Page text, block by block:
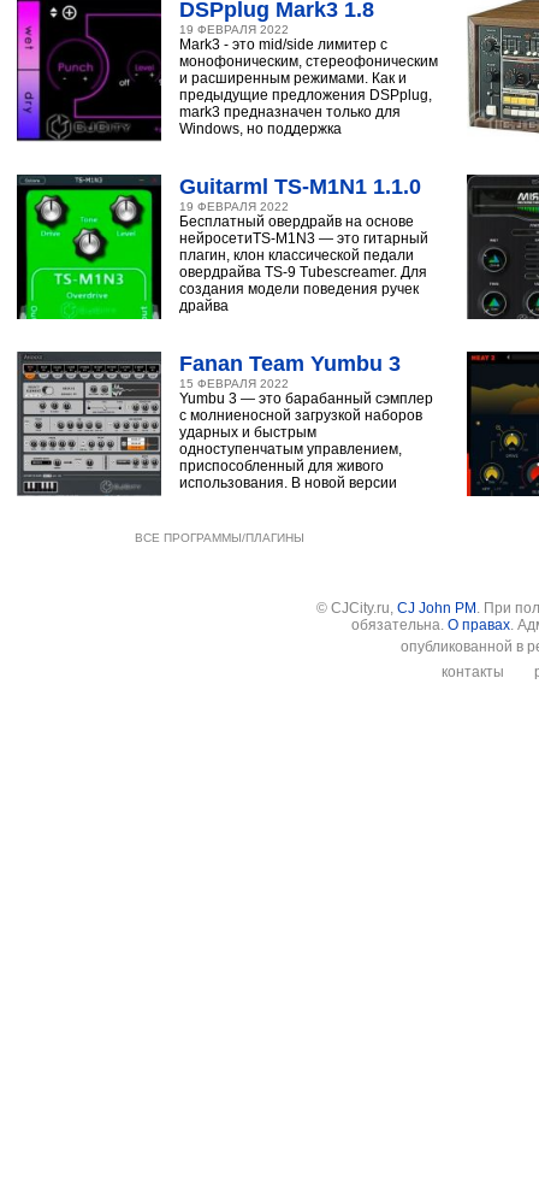
DSPplug Mark3 1.8
19 ФЕВРАЛЯ 2022
Mark3 - это mid/side лимитер с
монофоническим, стереофоническим
и расширенным режимами. Как и
предыдущие предложения DSPplug,
mark3 предназначен только для
Windows, но поддержка
Guitarml TS-M1N1 1.1.0
19 ФЕВРАЛЯ 2022
Бесплатный овердрайв на основе
нейросетиTS-M1N3 — это гитарный
плагин, клон классической педали
овердрайва TS-9 Tubescreamer. Для
создания модели поведения ручек
драйва
Fanan Team Yumbu 3
15 ФЕВРАЛЯ 2022
Yumbu 3 — это барабанный сэмплер
с молниеносной загрузкой наборов
ударных и быстрым
одноступенчатым управлением,
приспособленный для живого
использования. В новой версии
ВСЕ ПРОГРАММЫ/ПЛАГИНЫ
© CJCity.ru, CJ John PM . При
обязательна. О правах.
опубликованной в
контакты